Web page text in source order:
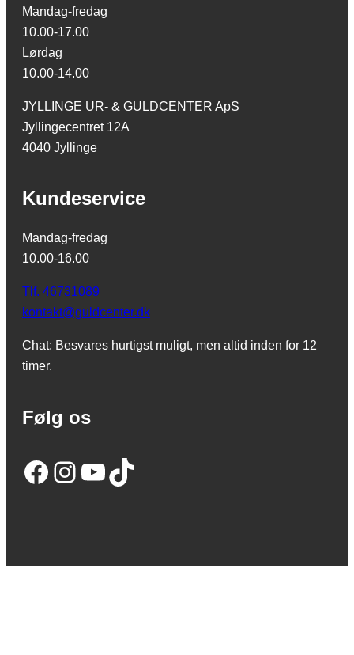
Mandag-fredag
10.00-17.00
Lørdag
10.00-14.00
JYLLINGE UR- & GULDCENTER ApS
Jyllingecentret 12A
4040 Jyllinge
Kundeservice
Mandag-fredag
10.00-16.00
Tlf. 46731089
kontakt@guldcenter.dk
Chat: Besvares hurtigst muligt, men altid inden for 12
timer.
Følg os
Facebook Instagram YouTube TikTok